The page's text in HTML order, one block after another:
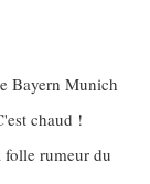
Bayern Munich
chaud !
rumeur du